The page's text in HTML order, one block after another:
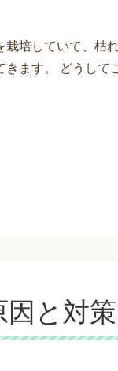
栽培していて、枯
きます。 どうして
と対策